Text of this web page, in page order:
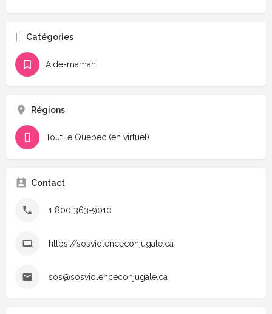
Catégories
Aide-maman
Régions
Tout le Québec (en virtuel)
Contact
1 800 363-9010
https://sosviolenceconjugale.ca
sos@sosviolenceconjugale.ca